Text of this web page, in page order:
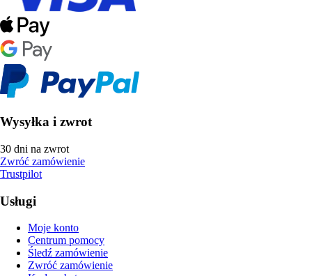
Wysyłka i zwrot
30 dni na zwrot
Zwróć zamówienie
Trustpilot
Usługi
Moje konto
Centrum pomocy
Śledź zamówienie
Zwróć zamówienie